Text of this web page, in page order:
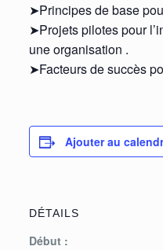
➤Principes de base
➤Projets pilotes pour
une organisation .
➤Facteurs de succès
Ajouter au
DÉTAILS
Début :